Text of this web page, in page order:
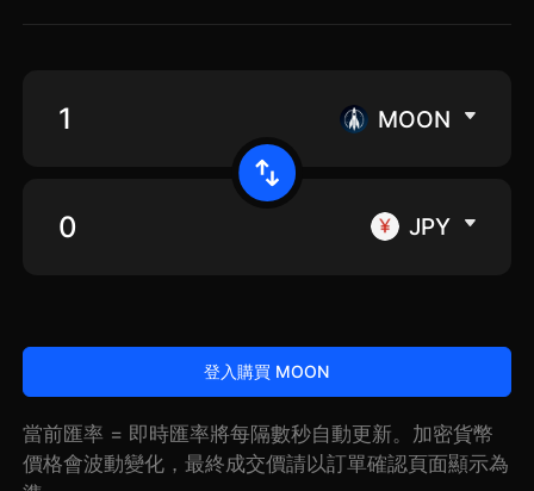
MOON
JPY
登入購買 MOON
當前匯率 = 即時匯率將每隔數秒自動更新。加密貨幣
價格會波動變化，最終成交價請以訂單確認頁面顯示為